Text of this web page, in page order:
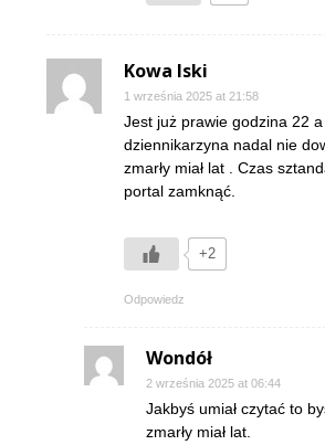
Kowa lski
1 września 2025 at 21:58
Jest już prawie godzina 22
dziennikarzyna nadal nie
zmarły miał lat . Czas
portal zamknąć.
+2
Odpowiedz
Wondół
2 września 2025 at 06:44
Jakbyś umiał czytać to
zmarły miał lat.